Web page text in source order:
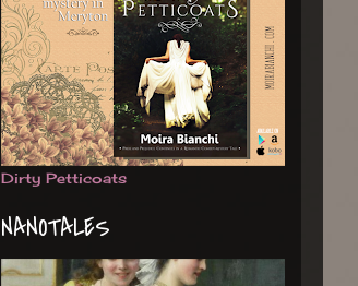
Dirty Petticoats
NANOTALES